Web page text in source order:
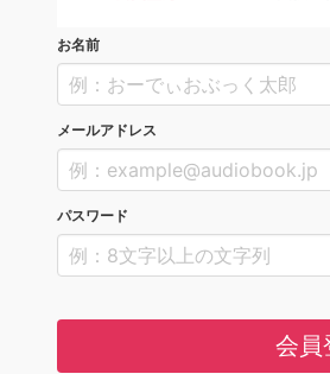
お名前
メールアドレス
パスワード
会員